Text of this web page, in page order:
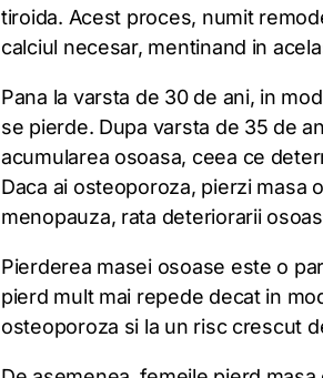
tiroida. Acest proces, numit
calciul necesar, mentinand in
Pana la varsta de 30 de ani, in
se pierde. Dupa varsta de 35 de
acumularea osoasa, ceea ce
Daca ai osteoporoza, pierzi masa
menopauza, rata deteriorarii
Pierderea masei osoase este o
pierd mult mai repede decat in
osteoporoza si la un risc crescut